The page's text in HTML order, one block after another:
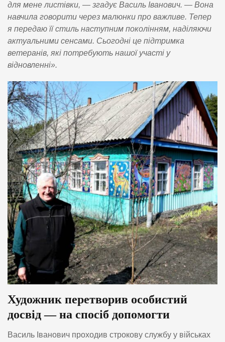
для мене листівки, — згадує Василь Іванович. — Вона
навчила говорити через малюнки про важливе. Тепер
я передаю її стиль наступним поколінням, наділяючи
актуальними сенсами. Сьогодні це підтримка
ветеранів, які потребують нашої участі у
відновленні».
Художник перетворив особистий
досвід — на спосіб допомогти
Василь Іванович проходив строкову службу у військах